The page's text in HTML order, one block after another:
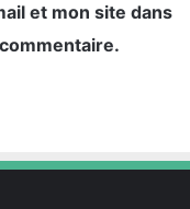
et mon site dans